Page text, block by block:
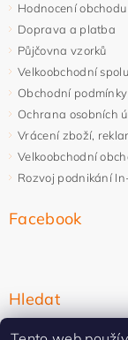
Hodnocení obchodu
Doprava a platba
Půjčovna vzorků
Velkoobchodní
Obchodní podmínky
Ochrana osobních
Vrácení zboží,
Velkoobchodní
Rozvoj podnikání
Facebook
Hledat